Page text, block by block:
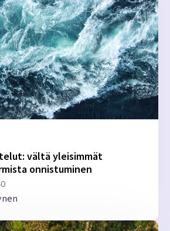
vältä yleisimmät
onnistuminen